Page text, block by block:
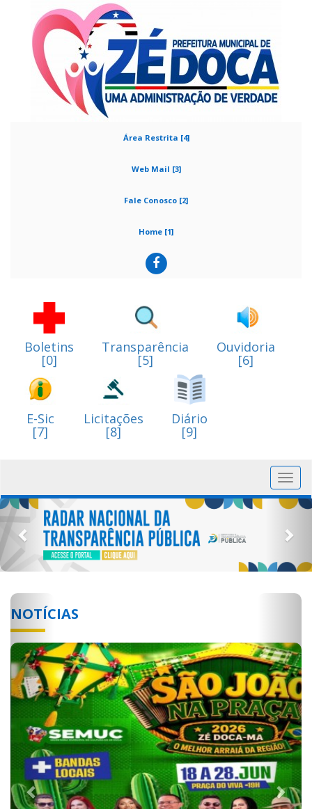
Área Restrita [4]
Web Mail [3]
Fale Conosco [2]
Home [1]
Boletins
[0]
Transparência
[5]
Ouvidoria
[6]
E-Sic
[7]
Licitações
[8]
Diário
[9]
Previous
NOTÍCIAS
Previous Next